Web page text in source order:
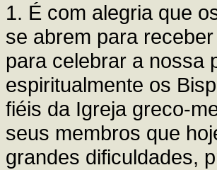
1. É com alegria que
se abrem para
para celebrar a nossa
espiritualmente os
fiéis da Igreja greco-
seus membros que
grandes dificuldades,